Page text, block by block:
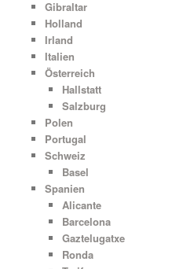
Gibraltar
Holland
Irland
Italien
Österreich
Hallstatt
Salzburg
Polen
Portugal
Schweiz
Basel
Spanien
Alicante
Barcelona
Gaztelugatxe
Ronda